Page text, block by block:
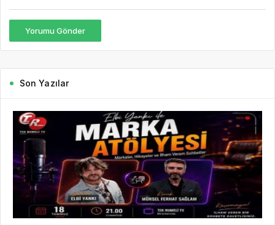
Yorumu Gönder
Son Yazılar